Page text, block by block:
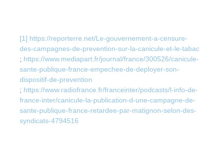
[1] https://reporterre.net/Le-gouvernement-a-censure-
des-campagnes-de-prevention-sur-la-canicule-et-le-tabac
; https://www.mediapart.fr/journal/france/300526/canicule-
sante-publique-france-empechee-de-deployer-son-
dispositif-de-prevention
; https://www.radiofrance.fr/franceinter/podcasts/l-info-de-
france-inter/canicule-la-publication-d-une-campagne-de-
sante-publique-france-retardee-par-matignon-selon-des-
syndicats-4794516